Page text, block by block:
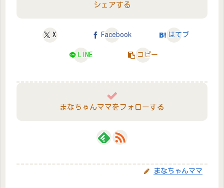
シェアする
X Facebook はてブ
LINE コピー
まなちゃんママをフォローする
まなちゃんママ